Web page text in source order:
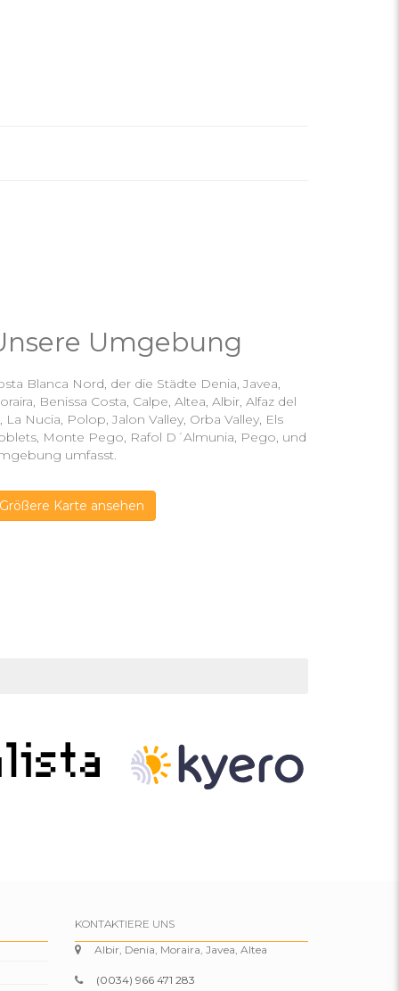
Umgebung
Blanca Nord, der die Städte Denia, Javea,
Benissa Costa, Calpe, Altea, Albir, Alfaz del
La Nucia, Polop, Jalon Valley, Orba Valley, Els
Monte Pego, Rafol D´Almunia, Pego, und
umfasst.
Größere Karte ansehen
KONTAKTIERE UNS
Albir, Denia, Moraira, Javea, Altea
(0034) 966 471 283